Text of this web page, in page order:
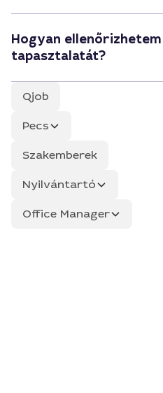
Hogyan
tapasztalatát?
Qjob
Pecs
Szakemberek
Nyilvántartó
Office Manager